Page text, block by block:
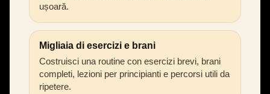
ușoară.
Migliaia di esercizi e brani
Costruisci una routine con esercizi brevi, brani
completi, lezioni per principianti e percorsi utili da
ripetere.